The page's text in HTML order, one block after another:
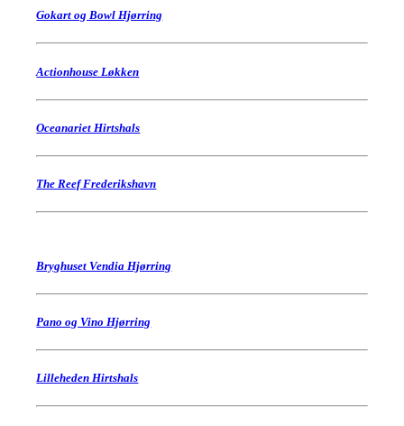
Gokart og Bowl Hjørring
Actionhouse Løkken
Oceanariet Hirtshals
The Reef Frederikshavn
Bryghuset Vendia Hjørring
Pano og Vino Hjørring
Lilleheden Hirtshals